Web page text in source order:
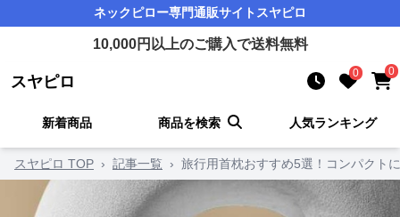
ネックピロー専門通販サイト スヤピロ
10,000円以上のご購入で送料無料
スヤピロ 0 0
新着商品 商品を検索 人気ランキング
スヤピロ TOP › 記事一覧 › 旅行用首枕おすすめ5選！コンパクト